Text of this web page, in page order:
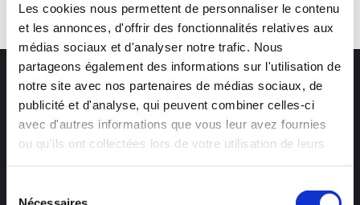
Les cookies nous permettent de personnaliser le contenu
et les annonces, d'offrir des fonctionnalités relatives aux
médias sociaux et d'analyser notre trafic. Nous
partageons également des informations sur l'utilisation de
notre site avec nos partenaires de médias sociaux, de
publicité et d'analyse, qui peuvent combiner celles-ci
avec d'autres informations que vous leur avez fournies
ou qu'ils ont collectées lors de votre utilisation de leurs
Newsletter
Restez informé(e) et recevez nos dernières
actualités.